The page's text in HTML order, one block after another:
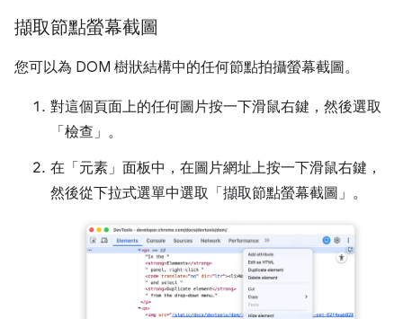
擷取節點螢幕截圖
您可以為 DOM 樹狀結構中的任何節點拍攝螢幕截圖。
對這個頁面上的任何圖片按一下滑鼠右鍵，然後選取
「檢查」 。
在「元素」 面板中，在圖片網址上按一下滑鼠右鍵，
然後從下拉式選單中選取「擷取節點螢幕截圖」 。